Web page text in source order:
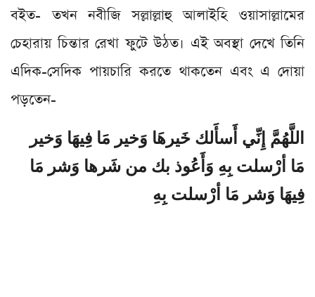
বইত- তখন নবীজি সল্লাল্লাহু আলাইহি ওয়াসাল্লামের
চেহারায় চিন্তার রেখা ফুটে উঠত। এই অবস্থা দেখে তিনি
এদিক-সেদিক পায়চারি করতে থাকতেন এবং এ দোয়া
পড়তেন-
مَا أرْسلت بِهِ وَأَعُوذ بك من شَرها وَشر مَا
فِيهَا وَشر مَا أرْسلت بِهِ